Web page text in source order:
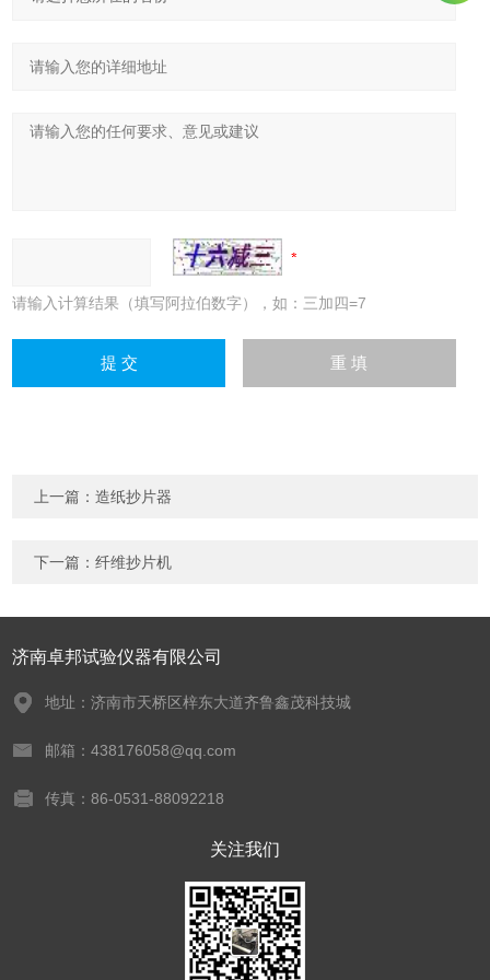
请输入计算结果（填写阿拉伯数字），如：三加四=7
上一篇：造纸抄片器
下一篇：纤维抄片机
济南卓邦试验仪器有限公司
地址：济南市天桥区梓东大道齐鲁鑫茂科技城
邮箱：438176058@qq.com
传真：86-0531-88092218
关注我们